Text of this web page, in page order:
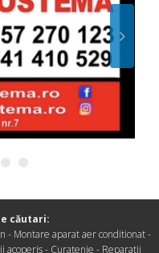
căutari:
- Montare aparat aer conditionat-
acoperis- Curatenie - Reparatii